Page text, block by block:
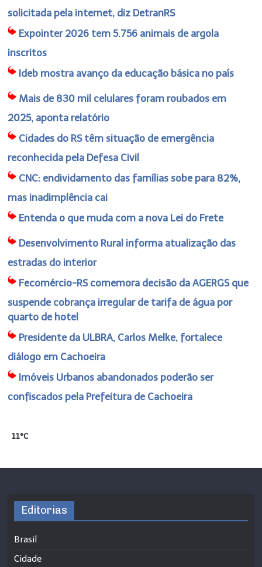
solicitada pela internet, diz DetranRS
Expointer 2026 tem 5.756 animais de argola
inscritos
Ideb mostra avanço da educação básica no país
Mais de 830 mil celulares foram roubados em
2025, aponta relatório
Cidades do RS têm situação de emergência
reconhecida pela Defesa Civil
CNC: endividamento das famílias sobe para 82%,
mas inadimplência cai
Entenda o que muda com a nova Lei do Frete
Desenvolvimento Rural informa atualização das
estradas do interior
Fecomércio-RS comemora decisão da AGERGS que
suspende cobrança irregular de tarifa de água por
quarto de hotel
Presidente da ULBRA, Carlos Melke, fortalece
diálogo em Cachoeira
Imóveis Urbanos abandonados poderão ser
confiscados pela Prefeitura de Cachoeira
11°C
Editorias
Brasil
Cidade